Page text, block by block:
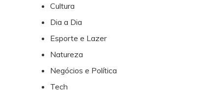
Cultura
Dia a Dia
Esporte e Lazer
Natureza
Negócios e Política
Tech